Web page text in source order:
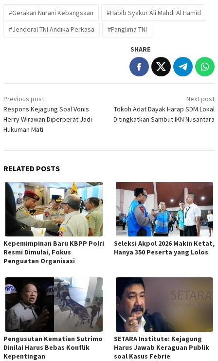
#Gerakan Nurani Kebangsaan
#Habib Syakur Ali Mahdi Al Hamid
#Jenderal TNI Andika Perkasa
#Panglima TNI
SHARE
Post
navigation
Previous post
Respons Kejagung Soal Vonis
Herry Wirawan Diperberat Jadi
Hukuman Mati
Next post
Tokoh Adat Dayak Harap SDM Lokal
Ditingkatkan Sambut IKN Nusantara
RELATED POSTS
Kepemimpinan Baru KBPP Polri
Resmi Dimulai, Fokus
Penguatan Organisasi
Seleksi Akpol 2026 Makin Ketat,
Hanya 350 Peserta yang Lolos
Pengusutan Kematian Sutrimo
Dinilai Harus Bebas Konflik
Kepentingan
SETARA Institute: Kejagung
Harus Jawab Keraguan Publik
soal Kasus Febrie